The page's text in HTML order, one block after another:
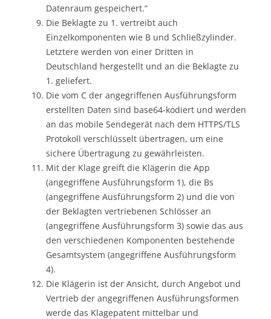
Datenraum gespeichert.“
Die Beklagte zu 1. vertreibt auch
Einzelkomponenten wie B und Schließzylinder.
Letztere werden von einer Dritten in
Deutschland hergestellt und an die Beklagte zu
1. geliefert.
Die vom C der angegriffenen Ausführungsform
erstellten Daten sind base64-kodiert und werden
an das mobile Sendegerät nach dem HTTPS/TLS
Protokoll verschlüsselt übertragen, um eine
sichere Übertragung zu gewährleisten.
Mit der Klage greift die Klägerin die App
(angegriffene Ausführungsform 1), die Bs
(angegriffene Ausführungsform 2) und die von
der Beklagten vertriebenen Schlösser an
(angegriffene Ausführungsform 3) sowie das aus
den verschiedenen Komponenten bestehende
Gesamtsystem (angegriffene Ausführungsform
4).
Die Klägerin ist der Ansicht, durch Angebot und
Vertrieb der angegriffenen Ausführungsformen
werde das Klagepatent mittelbar und